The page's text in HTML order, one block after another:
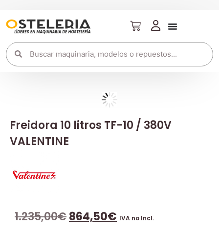
Freidora 10 litros TF-10 / 380V
VALENTINE
1.235,00€864,50€ IVA no Incl.